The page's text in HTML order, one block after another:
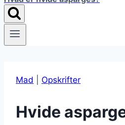
Mad Opskrifter
Hvide